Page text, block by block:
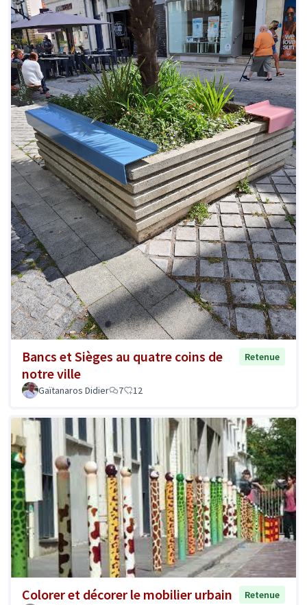
Bancs et Sièges au quatre coins de
notre ville
Retenue
Gaïtanaros Didier 7 12
Colorer et décorer le mobilier urbain
Retenue